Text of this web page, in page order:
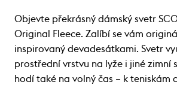
Objevte překrásný dámský svetr
Original Fleece. Zalíbí se vám
inspirovaný devadesátkami. Svetr
prostřední vrstvu na lyže i jiné zimní
hodí také na volný čas – k teniskám